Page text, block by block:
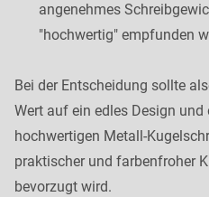
angenehmes
"hochwertig" empfunden
Bei der Entscheidung sollte
Wert auf ein edles Design
hochwertigen Metall-
praktischer und farbenfroher
bevorzugt wird.